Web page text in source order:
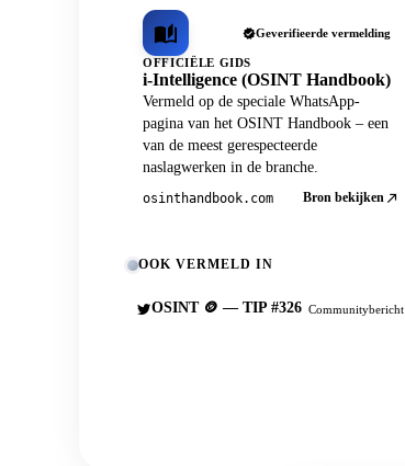
Geverifieerde vermelding
OFFICIËLE GIDS
i-Intelligence (OSINT Handbook)
Vermeld op de speciale WhatsApp-
pagina van het OSINT Handbook – een
van de meest gerespecteerde
naslagwerken in de branche.
osinthandbook.com Bron bekijken
OOK VERMELD IN
OSINT 🪙 — TIP #326 Communitybericht